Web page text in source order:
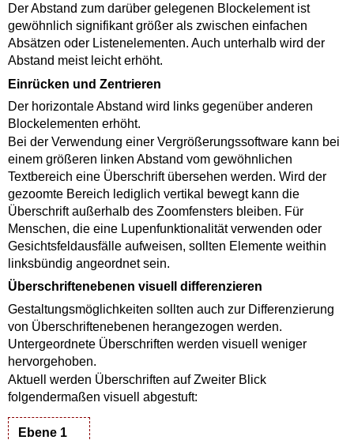
Der Abstand zum darüber gelegenen Blockelement ist
gewöhnlich signifikant größer als zwischen einfachen
Absätzen oder Listenelementen. Auch unterhalb wird der
Abstand meist leicht erhöht.
Einrücken und Zentrieren
Der horizontale Abstand wird links gegenüber anderen
Blockelementen erhöht.
Bei der Verwendung einer Vergrößerungssoftware kann bei
einem größeren linken Abstand vom gewöhnlichen
Textbereich eine Überschrift übersehen werden. Wird der
gezoomte Bereich lediglich vertikal bewegt kann die
Überschrift außerhalb des Zoomfensters bleiben. Für
Menschen, die eine Lupenfunktionalität verwenden oder
Gesichtsfeldausfälle aufweisen, sollten Elemente weithin
linksbündig angeordnet sein.
Überschriftenebenen visuell differenzieren
Gestaltungsmöglichkeiten sollten auch zur Differenzierung
von Überschriftenebenen herangezogen werden.
Untergeordnete Überschriften werden visuell weniger
hervorgehoben.
Aktuell werden Überschriften auf Zweiter Blick
folgendermaßen visuell abgestuft:
Ebene 1